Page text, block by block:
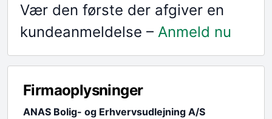
Vær den første der afgiver en
kundeanmeldelse – Anmeld nu
Firmaoplysninger
ANAS Bolig- og Erhvervsudlejning A/S